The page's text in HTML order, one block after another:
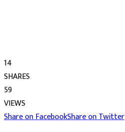
14
SHARES
59
VIEWS
Share on FacebookShare on Twitter